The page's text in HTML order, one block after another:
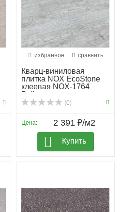
избранное сравнить
Кварц-виниловая
плитка NOX EcoStone
клеевая NOX-1764
Рейнир
(0)
Цена: 2 391 ₽/м2
Купить